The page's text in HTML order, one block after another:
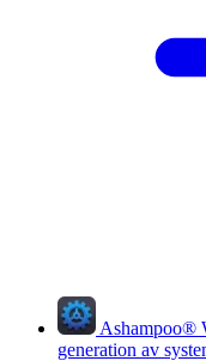
Ashampoo®
generation av